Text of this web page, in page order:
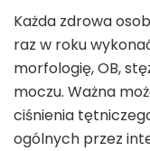
Każda zdrowa
raz w roku
morfologię, OB,
moczu. Ważna
ciśnienia
ogólnych przez